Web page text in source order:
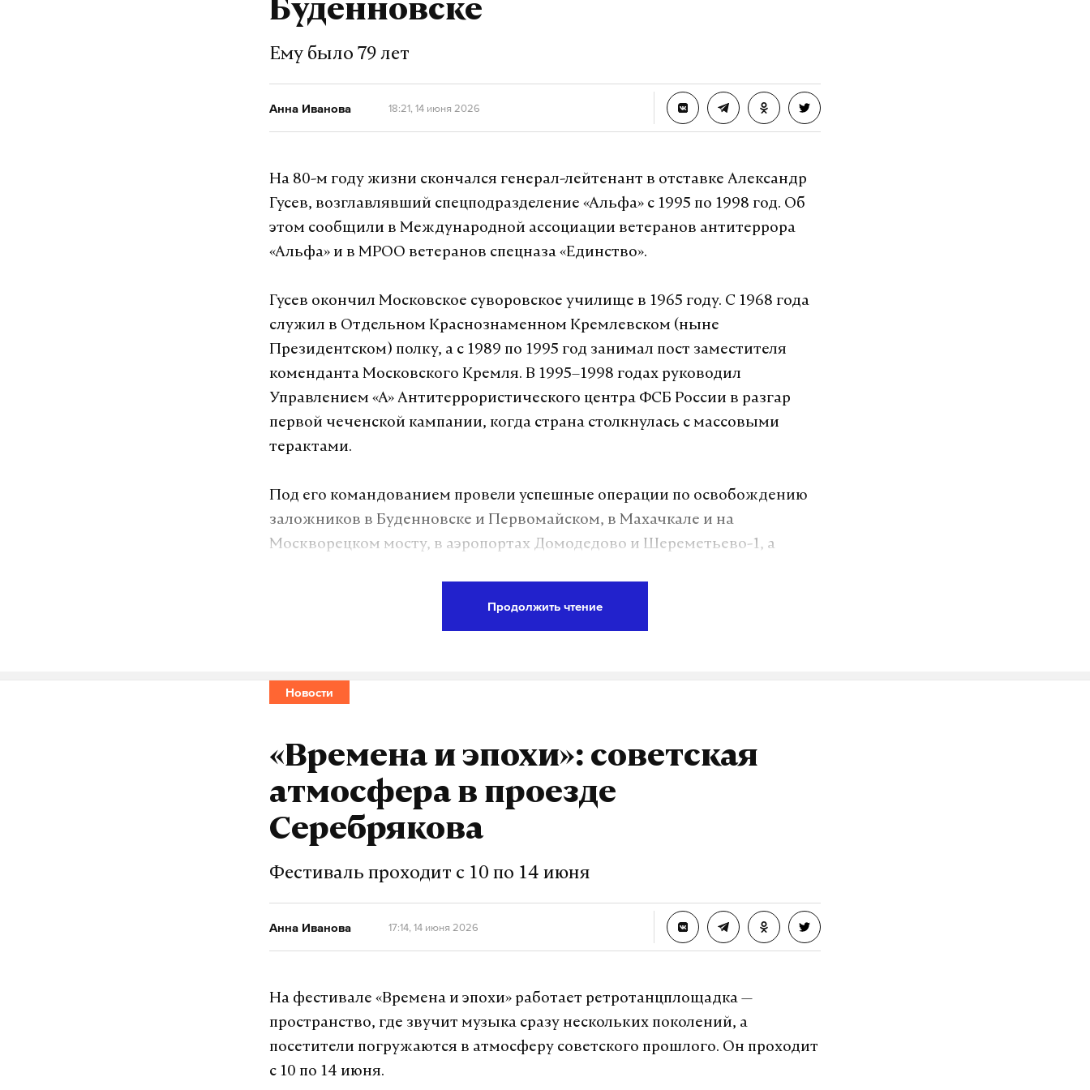
семьями. В ответ Трамп передал привет от супруги и признательность за
оказанное ей содействие с российской стороны.
. Он работает там, где тормозит интернет.
А еще мы есть в
VK.
дональд трамп политика владимир путин
Анна Иванова журналист отдела «undefined»
Буденновске
Ему было 79 лет
Анна Иванова 18:21, 14 июня 2026
На 80-м году жизни скончался генерал-лейтенант в отставке Александр
Гусев, возглавлявший спецподразделение «Альфа» с 1995 по 1998 год. Об
этом сообщили в Международной ассоциации ветеранов антитеррора
«Альфа» и в МРОО ветеранов спецназа «Единство».
Гусев окончил Московское суворовское училище в 1965 году. С 1968 года
служил в Отдельном Краснознаменном Кремлевском (ныне
Президентском) полку, а с 1989 по 1995 год занимал пост заместителя
коменданта Московского Кремля. В 1995–1998 годах руководил
Управлением «А» Антитеррористического центра ФСБ России в разгар
первой чеченской кампании, когда страна столкнулась с массовыми
терактами.
Под его командованием провели успешные операции по освобождению
заложников в Буденновске и Первомайском, в Махачкале и на
Москворецком мосту, в аэропортах Домодедово и Шереметьево-1, а
В 1999 году он уволился из органов. Гусев был награжден орденом
Подпишитесь на Daily Storm в
Макс Telegram Дзен
#альфа # смерть #спецназ
Анна Иванова журналист отдела «undefined»
Продолжить чтение
Новости
«Времена и эпохи»: советская
атмосфера в проезде
Серебрякова
Фестиваль проходит с 10 по 14 июня
Анна Иванова 17:14, 14 июня 2026
На фестивале «Времена и эпохи» работает ретротанцплощадка —
пространство, где звучит музыка сразу нескольких поколений, а
посетители погружаются в атмосферу советского прошлого. Он проходит
с 10 по 14 июня.